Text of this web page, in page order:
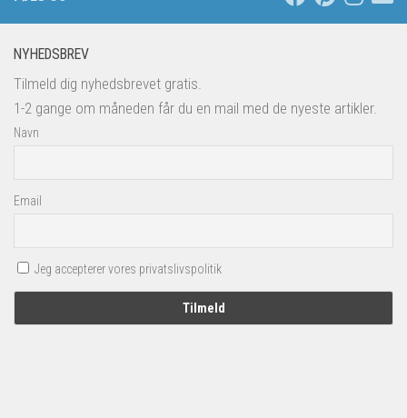
NYHEDSBREV
Tilmeld dig nyhedsbrevet gratis.
1-2 gange om måneden får du en mail med de nyeste artikler.
Navn
Email
Jeg accepterer vores privatslivspolitik